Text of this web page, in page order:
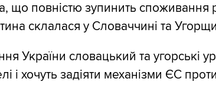
що повністю зупинить споживання
склалася у Словаччині та
України словацький та угорські
і хочуть задіяти механізми ЄС